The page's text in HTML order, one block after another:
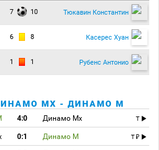
7 10 Тюкавин Константин
6 8 Касерес Хуан
1 1 Рубенс Антонио
МХ - ДИНАМО М
4:0 Динамо Мх
T
0:1 Динамо М
T